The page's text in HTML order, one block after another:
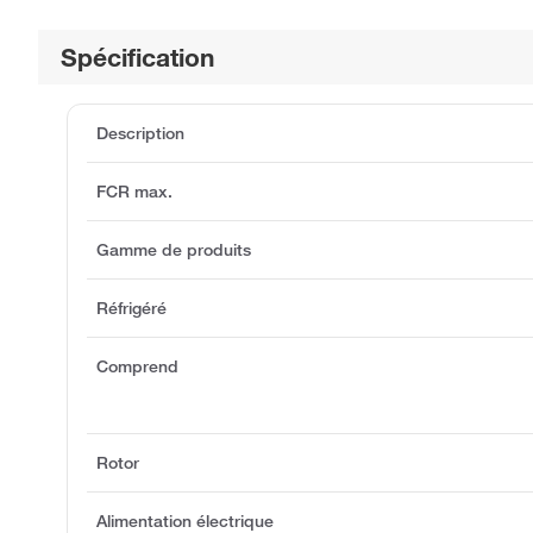
Spécification
Description
FCR max.
Gamme de produits
Réfrigéré
Comprend
Rotor
Alimentation électrique